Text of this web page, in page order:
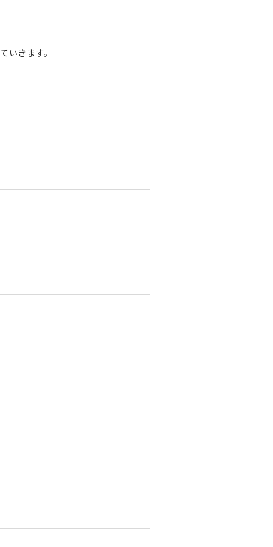
いきます。